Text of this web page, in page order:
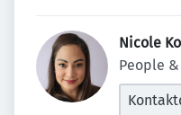
Nicole
People